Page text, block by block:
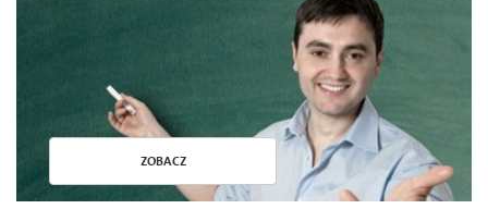
ZOBACZ